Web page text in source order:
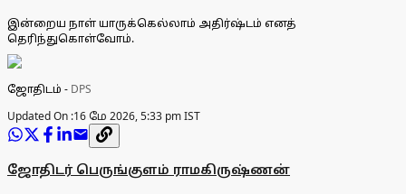
இன்றைய நாள் யாருக்கெல்லாம் அதிர்ஷ்டம் எனத்
தெரிந்துகொள்வோம்.
ஜோதிடம் - DPS
Updated On :16 மே 2026, 5:33 pm IST
ஜோதிடர் பெருங்குளம் ராமகிருஷ்ணன்